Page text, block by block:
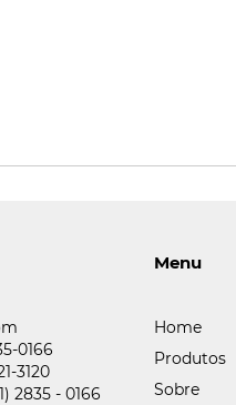
0166
3120
2835 - 0166
Menu
Home
Produtos
Sobre